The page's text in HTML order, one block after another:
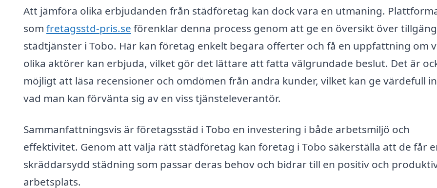
Att jämföra olika erbjudanden från städföretag kan dock vara en utmaning.
som fretagsstd-pris.se förenklar denna process genom att ge en översikt över
städtjänster i Tobo. Här kan företag enkelt begära offerter och få en uppfattning om
olika aktörer kan erbjuda, vilket gör det lättare att fatta välgrundade beslut. Det är
möjligt att läsa recensioner och omdömen från andra kunder, vilket kan ge värdefull
vad man kan förvänta sig av en viss tjänsteleverantör.
Sammanfattningsvis är företagsstäd i Tobo en investering i både arbetsmiljö och
effektivitet. Genom att välja rätt städföretag kan företag i Tobo säkerställa att de får
skräddarsydd städning som passar deras behov och bidrar till en positiv och
arbetsplats.